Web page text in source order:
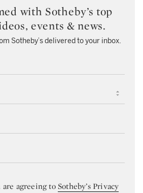
with Sotheby’s top
events & news.
Sotheby’s delivered to your inbox.
agreeing toSotheby’s Privacy